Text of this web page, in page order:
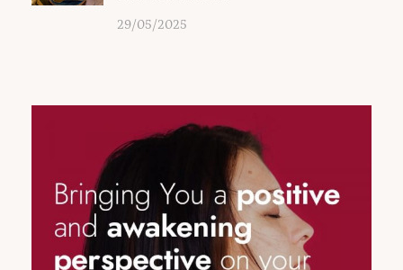
29/05/2025